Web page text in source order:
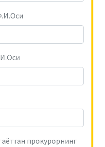
прокурорнинг